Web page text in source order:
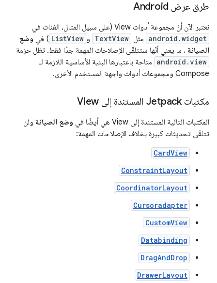
طرق عرض Android
نعتبر الآن أنّ مجموعة أدوات View (على سبيل المثال، الفئات في
android.widget مثل TextView و ListView ) في وضع
الصيانة ، ما يعني أنّها ستتلقّى الإصلاحات المهمة جدًا فقط. تظل حزمة
android.view متاحة باعتبارها البنية الأساسية اللازمة لـ
Compose ومجموعات أدوات واجهة المستخدم الأخرى.
مكتبات Jetpack المستندة إلى View
المكتبات التالية المستندة إلى View هي أيضًا في وضع الصيانة ولن
تتلقّى تحديثات كبيرة بخلاف الإصلاحات المهمة:
CardView
ConstraintLayout
CoordinatorLayout
Cursoradapter
CustomView
Databinding
DragAndDrop
DrawerLayout